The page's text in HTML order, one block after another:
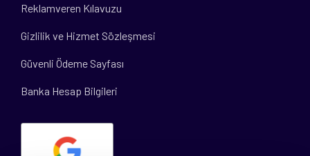
Reklamveren Kılavuzu
Gizlilik ve Hizmet Sözleşmesi
Güvenli Ödeme Sayfası
Banka Hesap Bilgileri